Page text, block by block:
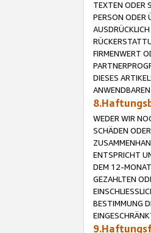
TEXTEN ODER
PERSON ODER
FIRMENWERT
DIESES
WEDER WIR
SCHÄDEN
ENTSPRICHT
DEM 12-
GEZAHLTEN
BESTIMMUNG